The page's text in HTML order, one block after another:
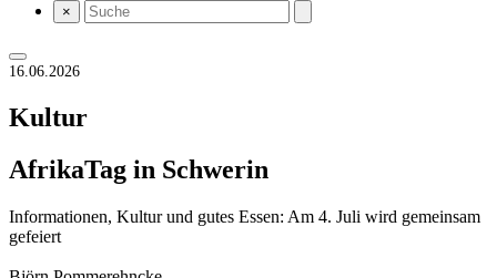
×
16.06.2026
Kultur
AfrikaTag in Schwerin
Informationen, Kultur und gutes Essen: Am 4. Juli wird gemeinsam
gefeiert